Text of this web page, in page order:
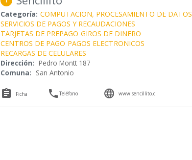
Categoría: COMPUTACION, PROCESAMIENTO DE DATOS
SERVICIOS DE PAGOS Y RECAUDACIONES
TARJETAS DE PREPAGO GIROS DE DINERO
CENTROS DE PAGO PAGOS ELECTRONICOS
RECARGAS DE CELULARES
Dirección: Pedro Montt 187
Comuna: San Antonio
 Ficha Teléfono  www.sencillito.cl